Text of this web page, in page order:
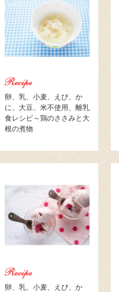
卵、乳、小麦、えび、か
に、大豆、米不使用、離乳
食レシピ～鶏のささみと大
根の煮物
卵、乳、小麦、えび、か